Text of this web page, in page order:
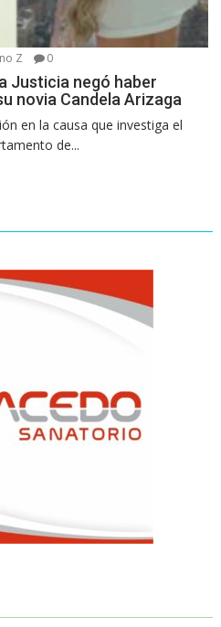
Z 0
Justicia negó haber
novia Candela Arizaga
en la causa que investiga el
de...